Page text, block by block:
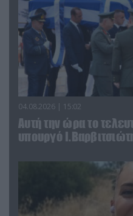
04.08.2026 | 15:02
Αυτή την ώρα το
υπουργό